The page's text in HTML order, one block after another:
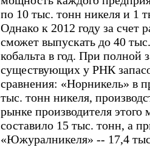
по 10 тыс. тонн никеля и 1
Однако к 2012 году за счет
сможет выпускать до 40
кобальта в год. При полной
существующих у РНК
сравнения: «Норникель» в
тыс. тонн никеля,
рынке производителя
составило 15 тыс. тонн, а
«Южуралникеля» -- 17,4